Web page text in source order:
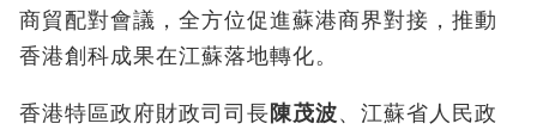
商貿配對會議，全方位促進蘇港商界對接，推動
香港創科成果在江蘇落地轉化。
香港特區政府財政司司長陳茂波、江蘇省人民政